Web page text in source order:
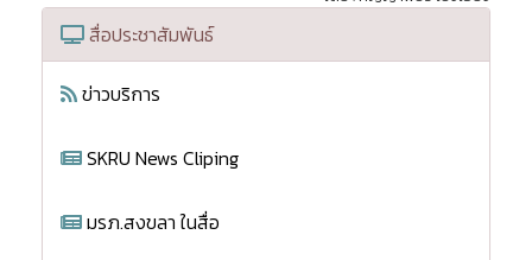
สื่อประชาสัมพันธ์
ข่าวบริการ
SKRU News Cliping
มรภ.สงขลา ในสื่อ